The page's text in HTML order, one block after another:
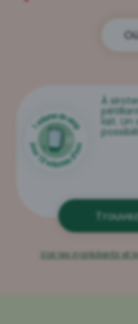
À
lait.
Voir les ingrédients et